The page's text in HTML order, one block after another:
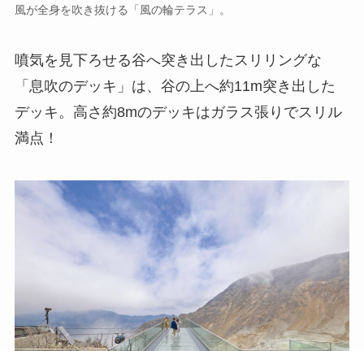
風が全身を吹き抜ける「風の輪テラス」。
噴気を見下ろせる谷へ突き出したスリリングな
「息吹のデッキ」は、谷の上へ約11m突き出した
デッキ。高さ約8mのデッキはガラス張りでスリル
満点！